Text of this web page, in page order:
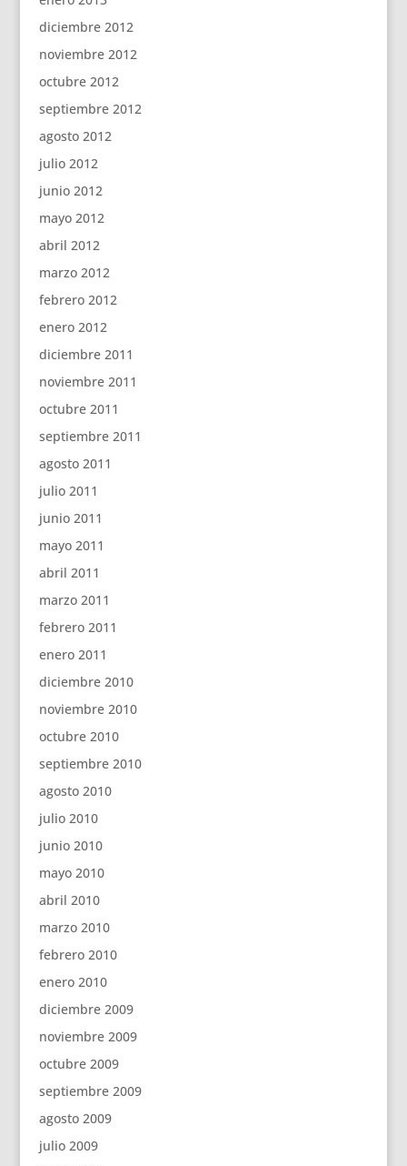
diciembre 2012
noviembre 2012
octubre 2012
septiembre 2012
agosto 2012
julio 2012
junio 2012
mayo 2012
abril 2012
marzo 2012
febrero 2012
enero 2012
diciembre 2011
noviembre 2011
octubre 2011
septiembre 2011
agosto 2011
julio 2011
junio 2011
mayo 2011
abril 2011
marzo 2011
febrero 2011
enero 2011
diciembre 2010
noviembre 2010
octubre 2010
septiembre 2010
agosto 2010
julio 2010
junio 2010
mayo 2010
abril 2010
marzo 2010
febrero 2010
enero 2010
diciembre 2009
noviembre 2009
octubre 2009
septiembre 2009
agosto 2009
julio 2009